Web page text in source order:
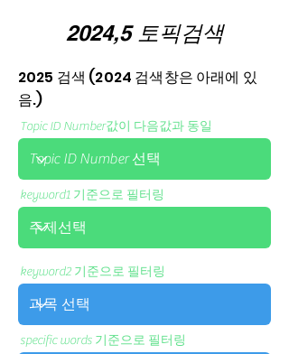
2024,5 토픽검색
2025 검색 (2024 검색창은 아래에 있
음.)
Topic ID Number값이 다음값과 동일
keyword1 기준으로 필터링
keyword2 기준으로 필터링
specific words 기준으로 필터링